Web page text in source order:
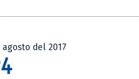
del 2017